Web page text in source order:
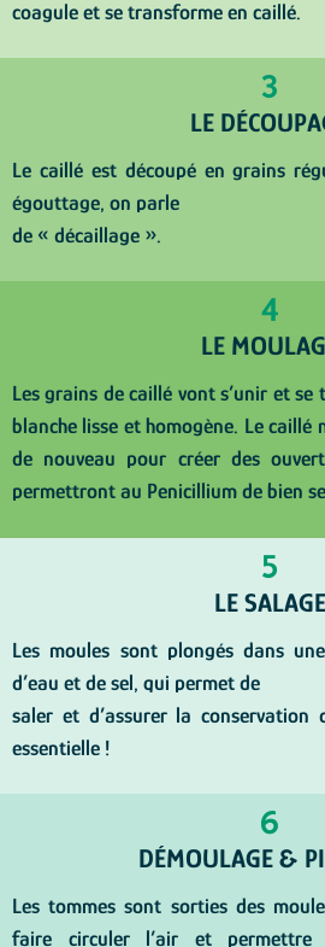
coagule et se transforme en caillé.
3
LE
Le caillé est découpé en grains
égouttage, on parle
de « décaillage ».
4
LE
Les grains de caillé vont s’unir et
blanche lisse et homogène. Le caillé
de nouveau pour créer des
permettront au Penicillium de bien
5
LE SALAGE
Les moules sont plongés dans
d’eau et de sel, qui permet de
saler et d’assurer la conservation
essentielle !
6
DÉMOULAGE &
Les tommes sont sorties des
faire circuler l’air et